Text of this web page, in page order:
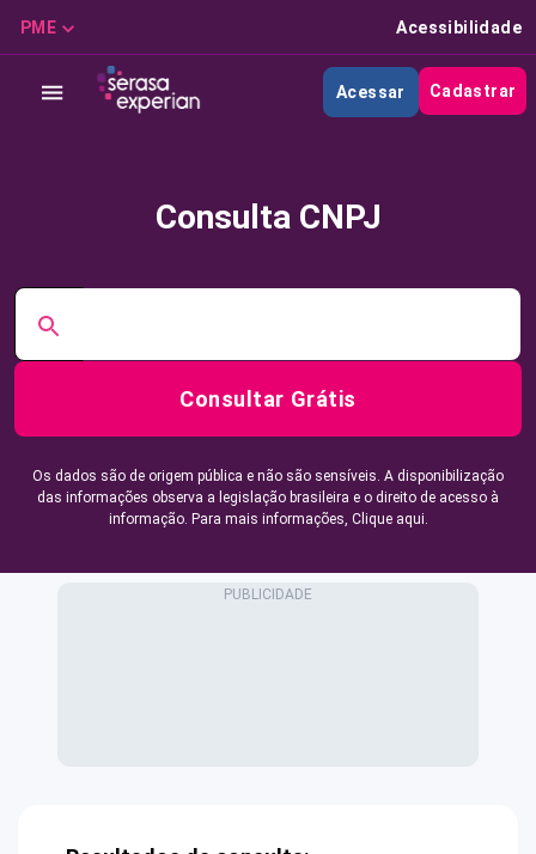
PME Acessibilidade
Acessar Cadastrar
Consulta CNPJ
Consultar Grátis
Os dados são de origem pública e não são sensíveis. A disponibilização
das informações observa a legislação brasileira e o direito de acesso à
informação. Para mais informações, Clique aqui.